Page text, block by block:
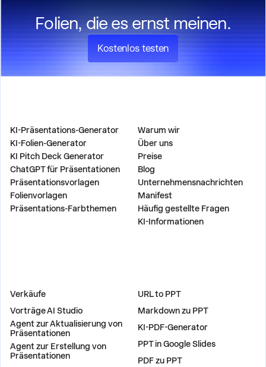
Folien, die es ernst meinen.
Kostenlos testen
KI-Präsentations-Generator
KI-Folien-Generator
KI Pitch Deck Generator
ChatGPT für Präsentationen
Präsentationsvorlagen
Folienvorlagen
Präsentations-Farbthemen
Warum wir
Über uns
Preise
Blog
Unternehmensnachrichten
Manifest
Häufig gestellte Fragen
KI-Informationen
Verkäufe
Vorträge AI Studio
Agent zur Aktualisierung von
Präsentationen
Agent zur Erstellung von
Präsentationen
URL to PPT
Markdown zu PPT
KI-PDF-Generator
PPT in Google Slides
PDF zu PPT